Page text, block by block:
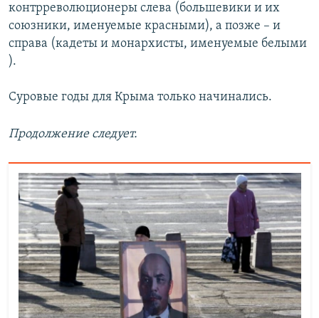
контрреволюционеры слева (большевики и их
союзники, именуемые красными), а позже – и
справа (кадеты и монархисты, именуемые белыми​
).
Суровые годы для Крыма только начинались.
Продолжение следует.